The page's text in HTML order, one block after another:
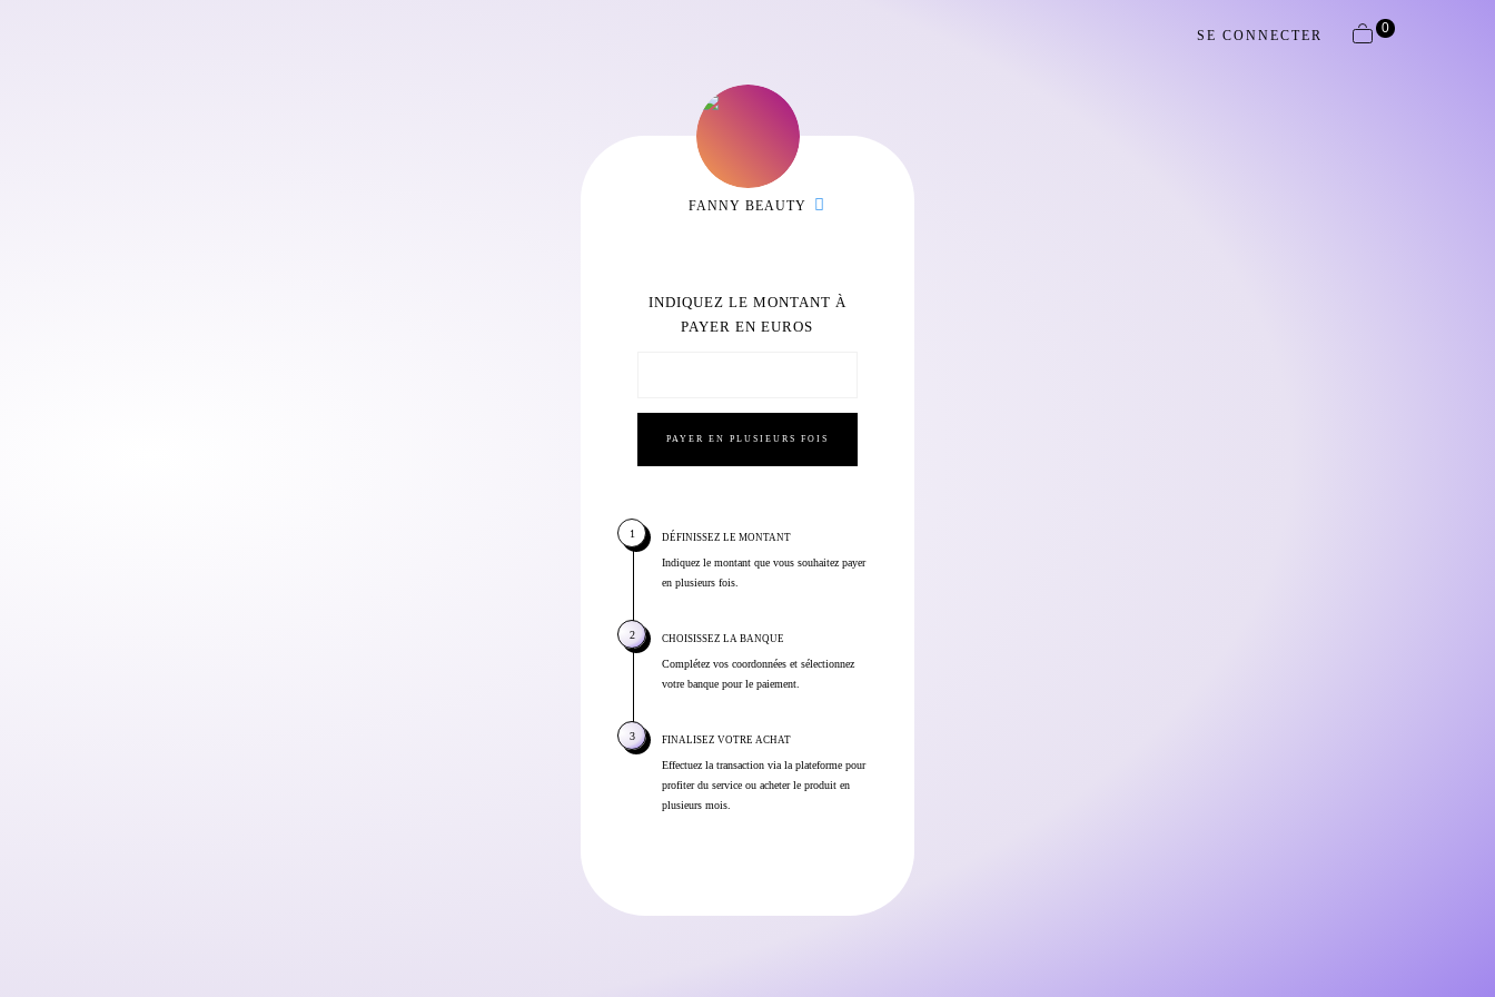
SE CONNECTER 0
FANNY BEAUTY
INDIQUEZ LE MONTANT À
PAYER EN EUROS
DÉFINISSEZ LE MONTANT
Indiquez le montant que vous souhaitez payer
en plusieurs fois.
CHOISISSEZ LA BANQUE
Complétez vos coordonnées et sélectionnez
votre banque pour le paiement.
FINALISEZ VOTRE ACHAT
Effectuez la transaction via la plateforme pour
profiter du service ou acheter le produit en
plusieurs mois.